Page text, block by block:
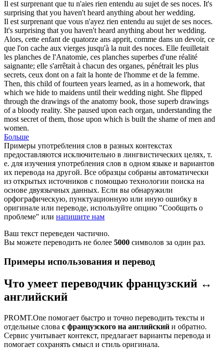
Il est surprenant que tu n'aies rien entendu au sujet de ses noces. It's
surprising that you haven't heard anything about herwedding.
Il est surprenant que vous n'ayez rien entendu au sujet de ses noces.
It's surprising that you haven't heard anything about herwedding.
Alors, cette enfant de quatorze ans apprit, comme dans un devoir, ce
que l'on cache aux vierges jusqu'à la nuit des noces. Elle feuilletait
les planches de l'Anatomie, ces planches superbes d'une réalité
saignante; elle s'arrêtait à chacun des organes, pénétrait les plus
secrets, ceux dont on a fait la honte de l'homme et de la femme.
Then, this child of fourteen years learned, as in a homework, that
which we hide to maidens until theirwedding night. She flipped
through the drawings of the anatomy book, those superb drawings
of a bloody reality. She paused upon each organ, understanding the
most secret of them, those upon which is built the shame of men and
women.
Больше
Примеры употребления слов в разных контекстах
предоставляются исключительно в лингвистических целях, т.
е. для изучения употребления слов в одном языке и вариантов
их перевода на другой. Все образцы собраны автоматически
из открытых источников с помощью технологии поиска на
основе двуязычных данных. Если вы обнаружили
орфографическую, пунктуационную или иную ошибку в
оригинале или переводе, используйте опцию "Сообщить о
проблеме" или напишите нам
Ваш текст переведен частично.
Вы можете переводить не более 5000 символов за один раз.
Примеры использования и перевод
Что умеет переводчик французский ↔
английский
PROMT.One помогает быстро и точно переводить тексты и
отдельные слова с французского на английский и обратно.
Сервис учитывает контекст, предлагает варианты перевода и
помогает сохранять смысл и стиль оригинала.